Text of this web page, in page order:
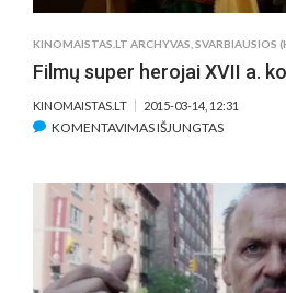
JAU
KINOMAISTAS.LT ARCHYVAS SVARBIAUSIOS
Filmų super herojai XVII a.
KINOMAISTAS.LT 2015-03-14, 12:31
KOMENTAVIMAS IŠJUNGTASĮRAŠE
HEROJAI
XVII
A.